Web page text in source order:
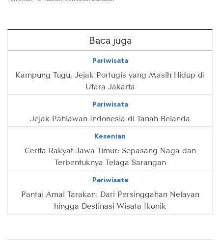
Baca juga
Pariwisata
Kampung Tugu, Jejak Portugis yang Masih Hidup di
Utara Jakarta
Pariwisata
Jejak Pahlawan Indonesia di Tanah Belanda
Kesenian
Cerita Rakyat Jawa Timur: Sepasang Naga dan
Terbentuknya Telaga Sarangan
Pariwisata
Pantai Amal Tarakan: Dari Persinggahan Nelayan
hingga Destinasi Wisata Ikonik